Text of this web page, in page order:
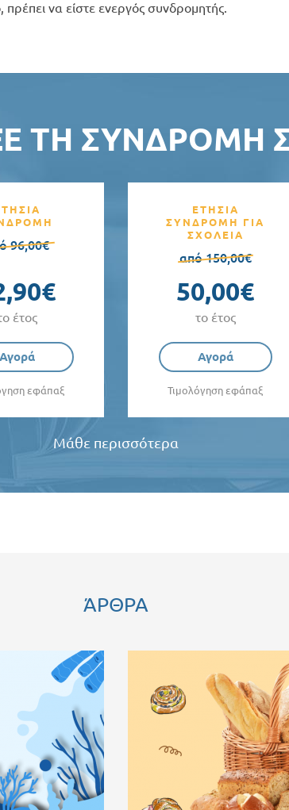
να είστε ενεργός συνδρομητής.
ΤΗ ΣΥΝΔΡΟΜΉ
96,00€
έτος
Αγορά
εφάπαξ
ΕΤΗΣΙΑ
ΣΥΝΔΡΟΜΗ ΓΙΑ
ΣΧΟΛΕΙΑ
από 150,00€
50,00€
το έτος
Αγορά
Τιμολόγηση εφάπαξ
Μάθε περισσότερα
ΆΡΘΡΑ